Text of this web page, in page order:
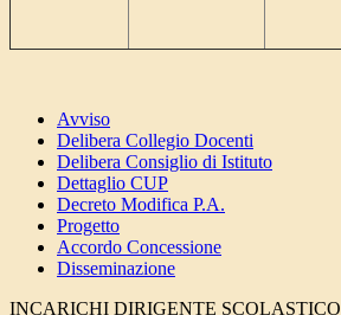
Avviso
Delibera Collegio Docenti
Delibera Consiglio di Istituto
Dettaglio CUP
Decreto Modifica P.A.
Progetto
Accordo Concessione
Disseminazione
INCARICHI DIRIGENTE SCOLASTICO